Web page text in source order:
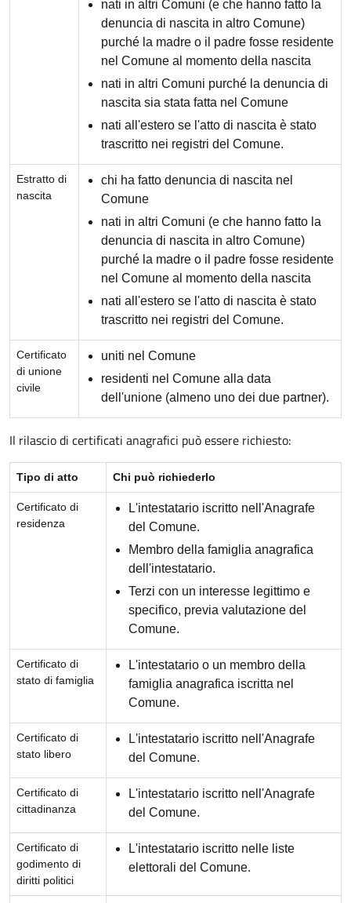
nati in altri Comuni (e che hanno fatto la
denuncia di nascita in altro Comune)
purché la madre o il padre fosse residente
nel Comune al momento della nascita
nati in altri Comuni purché la denuncia di
nascita sia stata fatta nel Comune
nati all'estero se l'atto di nascita è stato
trascritto nei registri del Comune.
Estratto di
nascita
chi ha fatto denuncia di nascita nel
Comune
nati in altri Comuni (e che hanno fatto la
denuncia di nascita in altro Comune)
purché la madre o il padre fosse residente
nel Comune al momento della nascita
nati all'estero se l'atto di nascita è stato
trascritto nei registri del Comune.
Certificato
di unione
civile
uniti nel Comune
residenti nel Comune alla data
dell'unione (almeno uno dei due partner).
Il rilascio di certificati anagrafici può essere richiesto:
Tipo di atto Chi può richiederlo
Certificato di
residenza
L'intestatario iscritto nell'Anagrafe
del Comune.
Membro della famiglia anagrafica
dell'intestatario.
Terzi con un interesse legittimo e
specifico, previa valutazione del
Comune.
Certificato di
stato di famiglia
L'intestatario o un membro della
famiglia anagrafica iscritta nel
Comune.
Certificato di
stato libero
L'intestatario iscritto nell'Anagrafe
del Comune.
Certificato di
cittadinanza
L'intestatario iscritto nell'Anagrafe
del Comune.
Certificato di
godimento di
diritti politici
L'intestatario iscritto nelle liste
elettorali del Comune.